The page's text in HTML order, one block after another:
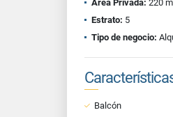
Área Privada: 220
Estrato: 5
Tipo de negocio:
Balcón